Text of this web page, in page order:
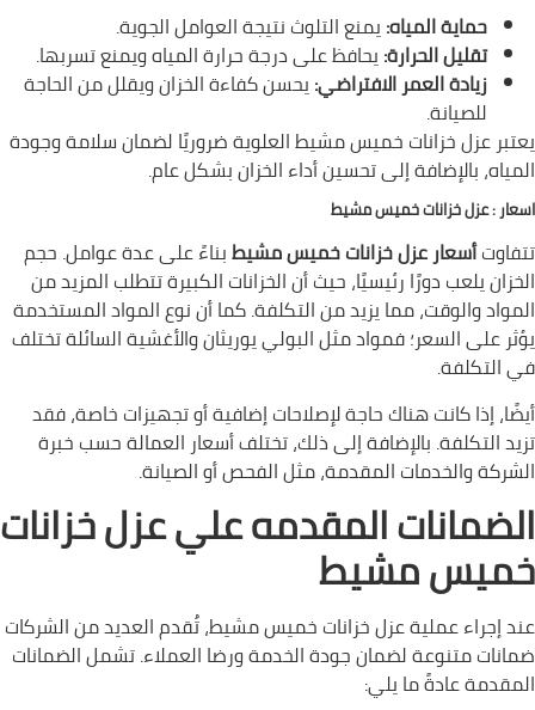
حماية المياه:يمنع التلوث نتيجة العوامل الجوية.
تقليل الحرارة:يحافظ على درجة حرارة المياه ويمنع تسربها.
زيادة العمر الافتراضي:يحسن كفاءة الخزان ويقلل من الحاجة
للصيانة.
يعتبر عزل خزانات خميس مشيط العلوية ضروريًا لضمان سلامة وجودة
المياه، بالإضافة إلى تحسين أداء الخزان بشكل عام.
اسعار : عزل خزانات خميس مشيط
تتفاوتأسعار عزل خزانات خميس مشيطبناءً على عدة عوامل. حجم
الخزان يلعب دورًا رئيسيًا، حيث أن الخزانات الكبيرة تتطلب المزيد من
المواد والوقت، مما يزيد من التكلفة. كما أن نوع المواد المستخدمة
يؤثر على السعر؛ فمواد مثل البولي يوريثان والأغشية السائلة تختلف
في التكلفة.
أيضًا، إذا كانت هناك حاجة لإصلاحات إضافية أو تجهيزات خاصة، فقد
تزيد التكلفة. بالإضافة إلى ذلك، تختلف أسعار العمالة حسب خبرة
الشركة والخدمات المقدمة، مثل الفحص أو الصيانة.
الضمانات المقدمه علي عزل خزانات
خميس مشيط
عند إجراء عملية عزل خزانات خميس مشيط، تُقدم العديد من الشركات
ضمانات متنوعة لضمان جودة الخدمة ورضا العملاء. تشمل الضمانات
المقدمة عادةً ما يلي: